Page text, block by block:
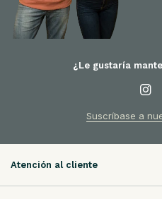
¿Le gustaría
Suscríbase a
Atención al cliente